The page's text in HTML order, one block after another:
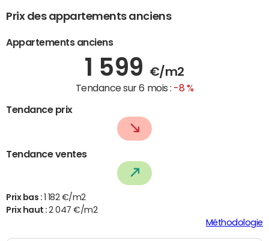
Prix des appartements anciens
Appartements anciens
1 599 €/m2
Tendance sur 6 mois : -8 %
Tendance prix
Tendance ventes
Prix bas : 1 182 €/m2
Prix haut :2 047 €/m2
Méthodologie